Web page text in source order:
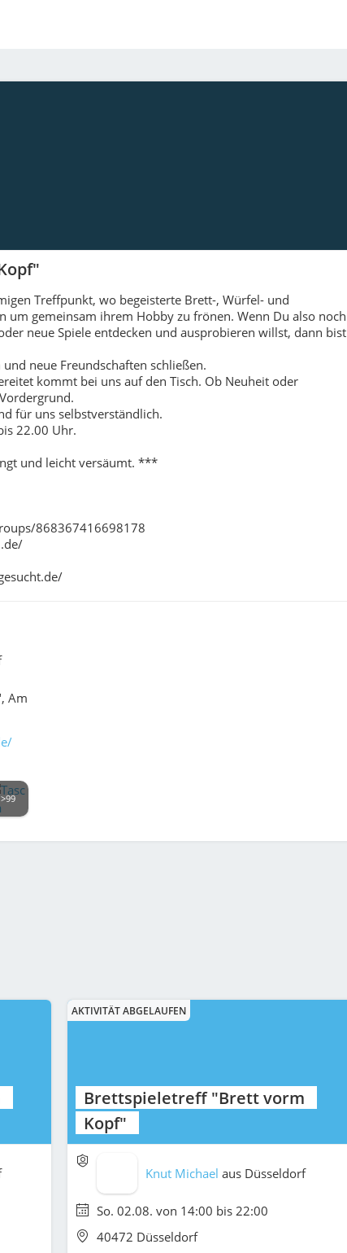
Treffpunkt, wo begeisterte Brett-, Würfel- und
um gemeinsam ihrem Hobby zu frönen. Wenn Du also noch
neue Spiele entdecken und ausprobieren willst, dann bist
neue Freundschaften schließen.
kommt bei uns auf den Tisch. Ob Neuheit oder
für uns selbstverständlich.
22.00 Uhr.
und leicht versäumt. ***
868367416698178
Am
>99
AKTIVITÄT ABGELAUFEN
Brettspieletreff "Brett vorm
Kopf"
Knut Michael aus Düsseldorf
So. 02.08. von 14:00 bis 22:00
40472 Düsseldorf